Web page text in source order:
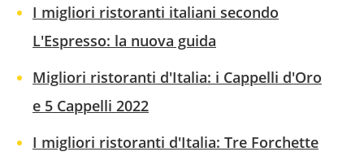
I migliori ristoranti italiani secondo
L'Espresso: la nuova guida
Migliori ristoranti d'Italia: i Cappelli d'Oro
e 5 Cappelli 2022
I migliori ristoranti d'Italia: Tre Forchette